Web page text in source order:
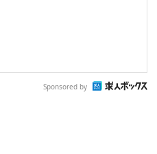
Sponsored by